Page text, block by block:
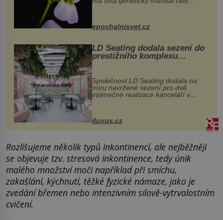
vstupenka...
epochalnisvet.cz
LD Seating dodala sezení do
prestižního komplexu
MediaCityUK v Salfordu
Společnost LD Seating dodala na
míru navržené sezení pro dvě
výjimečné realizace kanceláří v
areálu MediaCityUK v anglickém
budov Media...
iluxus.cz
Rozlišujeme několik typů inkontinencí, ale nejběžněji
se objevuje tzv. stresová inkontinence, tedy únik
malého množství moči například při smíchu,
zakašlání, kýchnutí, těžké fyzické námaze, jako je
zvedání břemen nebo intenzivním silově-vytrvalostním
cvičení.